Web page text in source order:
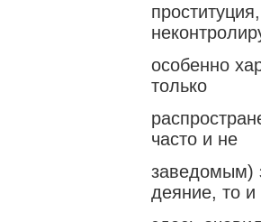
особенно
только
часто и не
заведомым)
деяние, то и